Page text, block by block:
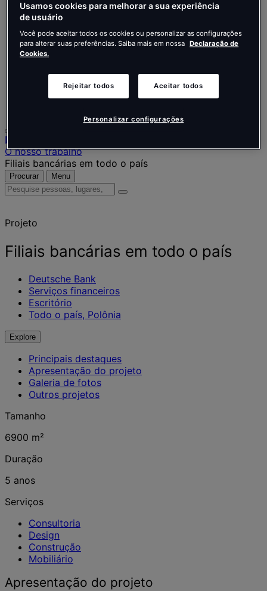
English
Français
Deutsch
Nederlands
Español
Português
Português
Início
O nosso trabalho
Filiais bancárias em todo o país
Procurar Menu
Pesquise
notícias
insights
Projeto
Filiais bancárias em todo o país
Deutsche Bank
Serviços financeiros
Escritório
Todo o país, Polônia
Explore
Principais destaques
Apresentação do projeto
Galeria de fotos
Outros projetos
Tamanho
6900 m²
Duração
5 anos
Serviços
Consultoria
Design
Construção
Mobiliário
Apresentação do projeto
Usamos cookies para melhorar a sua experiência
de usuário
Você pode aceitar todos os cookies ou personalizar as configurações
para alterar suas preferências. Saiba mais em nossa Declaração de
Cookies.
Rejeitar todos Aceitar todos
Personalizar configurações